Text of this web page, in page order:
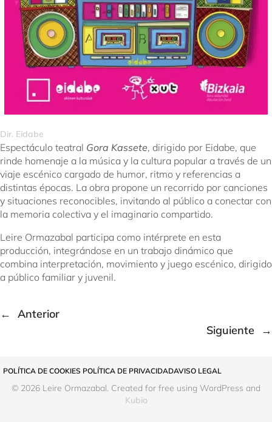
Dir. Eidabe
Espectáculo teatral Gora Kassete, dirigido por Eidabe, que
rinde homenaje a la música y la cultura popular a través de un
viaje escénico cargado de humor, ritmo y referencias a
distintas épocas. La obra propone un recorrido por canciones
y situaciones reconocibles, invitando al público a conectar con
la memoria colectiva y el imaginario compartido.
Leire Ormazabal participa como intérprete en esta
producción, integrándose en un trabajo dinámico que
combina interpretación, movimiento y juego escénico, dirigido
a público familiar y juvenil.
←
Anterior
Siguiente
→
POLÍTICA DE COOKIES POLÍTICA DE PRIVACIDADAVISO LEGAL
© 2026 Leire Ormazabal. Created for free using WordPress and
Kubio